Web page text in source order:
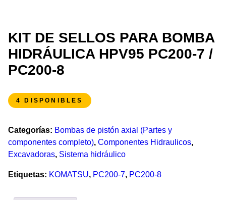
KIT DE SELLOS PARA BOMBA
HIDRÁULICA HPV95 PC200-7 /
PC200-8
4 DISPONIBLES
Categorías: Bombas de pistón axial (Partes y
componentes completo), Componentes Hidraulicos,
Excavadoras, Sistema hidráulico
Etiquetas: KOMATSU, PC200-7, PC200-8